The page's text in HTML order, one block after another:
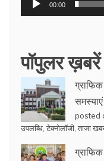
00:00
पॉपुलर ख़बरें
ग्राफिक
posted
उपलब्धि टेक्नोलॉजी ताजा